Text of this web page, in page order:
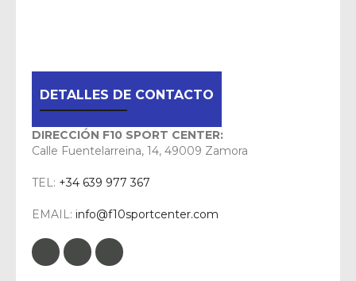
DETALLES DE CONTACTO
DIRECCIÓN F10 SPORT CENTER:
Calle Fuentelarreina, 14, 49009 Zamora
TEL: +34 639 977 367
EMAIL: info@f10sportcenter.com
FacebookGoogle Plus